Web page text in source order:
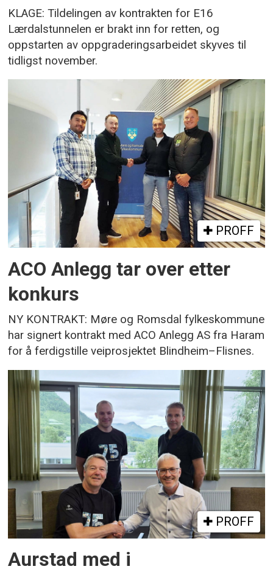
KLAGE: Tildelingen av kontrakten for E16
Lærdalstunnelen er brakt inn for retten, og
oppstarten av oppgraderingsarbeidet skyves til
tidligst november.
PROFF
ACO Anlegg tar over etter
konkurs
NY KONTRAKT: Møre og Romsdal fylkeskommune
har signert kontrakt med ACO Anlegg AS fra Haram
for å ferdigstille veiprosjektet Blindheim–Flisnes.
PROFF
Aurstad med i